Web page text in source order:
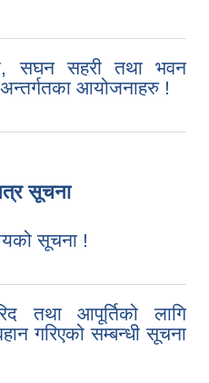
सघन सहरी तथा भवन
आयोजनाहरु !
सूचना
सूचना !
तथा आपूर्तिको लागि
गरिएको सम्बन्धी सूचना